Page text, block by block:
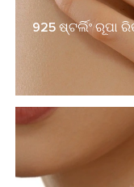
925 ଷ୍ଟର୍ଲିଂ ରୂପା